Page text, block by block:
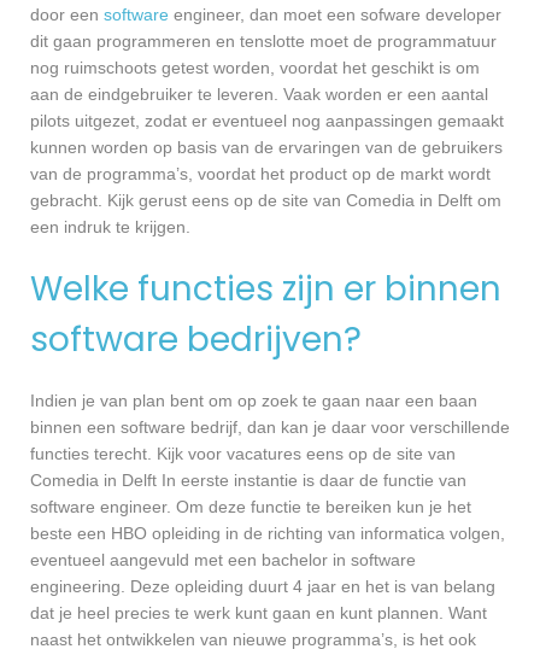
door een software engineer, dan moet een sofware developer
dit gaan programmeren en tenslotte moet de programmatuur
nog ruimschoots getest worden, voordat het geschikt is om
aan de eindgebruiker te leveren. Vaak worden er een aantal
pilots uitgezet, zodat er eventueel nog aanpassingen gemaakt
kunnen worden op basis van de ervaringen van de gebruikers
van de programma’s, voordat het product op de markt wordt
gebracht. Kijk gerust eens op de site van Comedia in Delft om
een indruk te krijgen.
Welke functies zijn er binnen
software bedrijven?
Indien je van plan bent om op zoek te gaan naar een baan
binnen een software bedrijf, dan kan je daar voor verschillende
functies terecht. Kijk voor vacatures eens op de site van
Comedia in Delft In eerste instantie is daar de functie van
software engineer. Om deze functie te bereiken kun je het
beste een HBO opleiding in de richting van informatica volgen,
eventueel aangevuld met een bachelor in software
engineering. Deze opleiding duurt 4 jaar en het is van belang
dat je heel precies te werk kunt gaan en kunt plannen. Want
naast het ontwikkelen van nieuwe programma’s, is het ook